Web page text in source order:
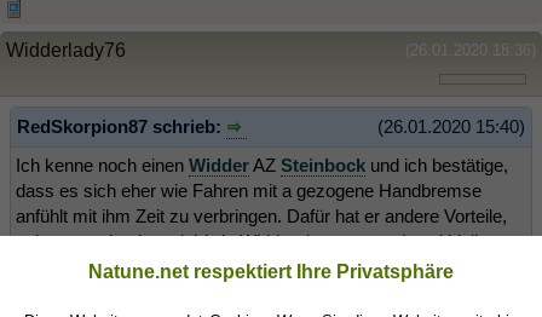
(26.01.2020 18:36)
Widderlady76
(26.01.2020 15:40)
RedSkorpion87 schrieb:
Ich kenne noch einen WidderAZ Steinbock und ich bestätige,
dass es sich eher wie Fahren mit a gezogene Handbremse
anfühlt mit ihm Zeit zu verbringen. Dafür hat er andere Vorteile,
geht voran, beginnt viel (wie Widder das gerne tut) und bleibt
aber auch bei vielem dran (was eher Steinböcke können).
Natune.net respektiert Ihre Privatsphäre